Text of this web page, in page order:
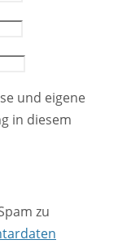
und eigene
in diesem
zu